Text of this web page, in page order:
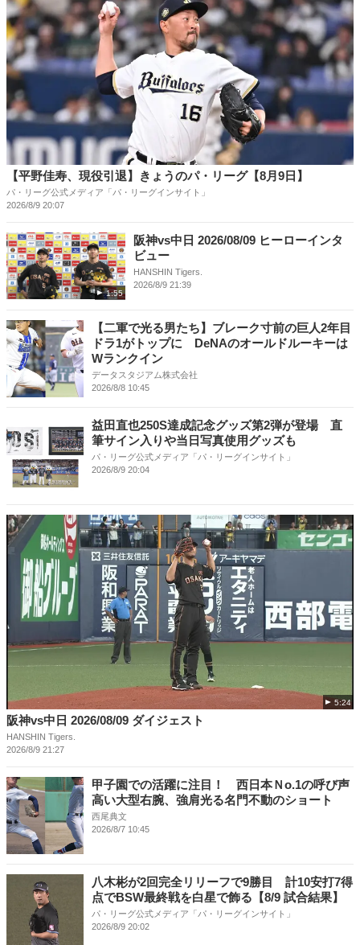
【平野佳寿、現役引退】きょうのパ・リーグ【8月9日】
パ・リーグ公式メディア「パ・リーグインサイト」
2026/8/9 20:07
1:55
阪神vs中日 2026/08/09 ヒーローインタ
ビュー
HANSHIN Tigers.
2026/8/9 21:39
【二軍で光る男たち】ブレーク寸前の巨人2年目
ドラ1がトップに DeNAのオールドルーキーは
Wランクイン
データスタジアム株式会社
2026/8/8 10:45
益田直也250S達成記念グッズ第2弾が登場 直
筆サイン入りや当日写真使用グッズも
パ・リーグ公式メディア「パ・リーグインサイト」
2026/8/9 20:04
5:24
阪神vs中日 2026/08/09 ダイジェスト
HANSHIN Tigers.
2026/8/9 21:27
甲子園での活躍に注目！ 西日本Ｎo.1の呼び声
高い大型右腕、強肩光る名門不動のショート
西尾典文
2026/8/7 10:45
八木彬が2回完全リリーフで9勝目 計10安打7得
点でBSW最終戦を白星で飾る【8/9 試合結果】
パ・リーグ公式メディア「パ・リーグインサイト」
2026/8/9 20:02